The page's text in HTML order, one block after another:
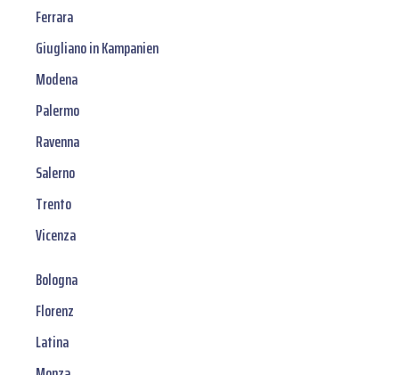
Ferrara
Giugliano in Kampanien
Modena
Palermo
Ravenna
Salerno
Trento
Vicenza
Bologna
Florenz
Latina